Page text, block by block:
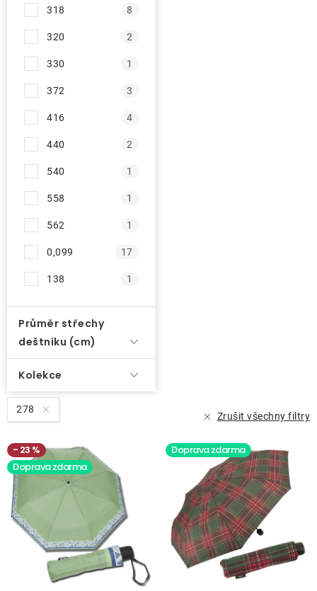
318 8
320 2
330 1
372 3
416 4
440 2
540 1
558 1
562 1
0,099 17
138 1
Průměr střechy
deštníku (cm)
Kolekce
278
Zrušit všechny filtry
23 %
Doprava zdarma
Doprava zdarma